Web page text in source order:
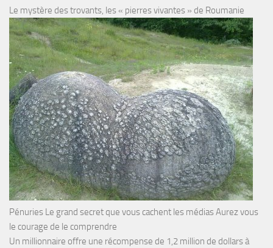
Le mystère des trovants, les « pierres vivantes » de Roumanie
Pénuries Le grand secret que vous cachent les médias Aurez vous
le courage de le comprendre
Un millionnaire offre une récompense de 1,2 million de dollars à